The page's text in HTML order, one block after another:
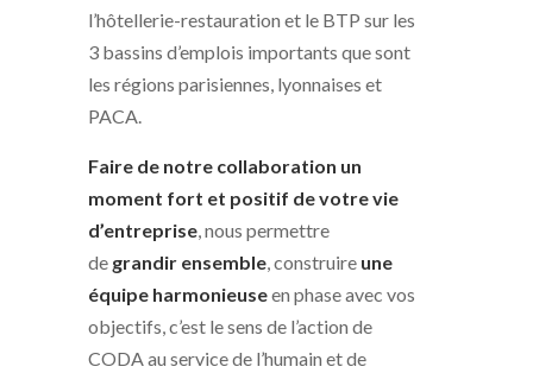
l’hôtellerie-restauration et le BTP sur les
3 bassins d’emplois importants que sont
les régions parisiennes, lyonnaises et
PACA.
Faire de notre collaboration un
moment fort et positif de votre vie
d’entreprise, nous permettre
de grandir ensemble, construire une
équipe harmonieuseen phase avec vos
objectifs, c’est le sens de l’action de
CODA au service de l’humain et de